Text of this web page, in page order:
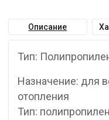
Описание
Тип:
Назначение: для
отопления
Тип: